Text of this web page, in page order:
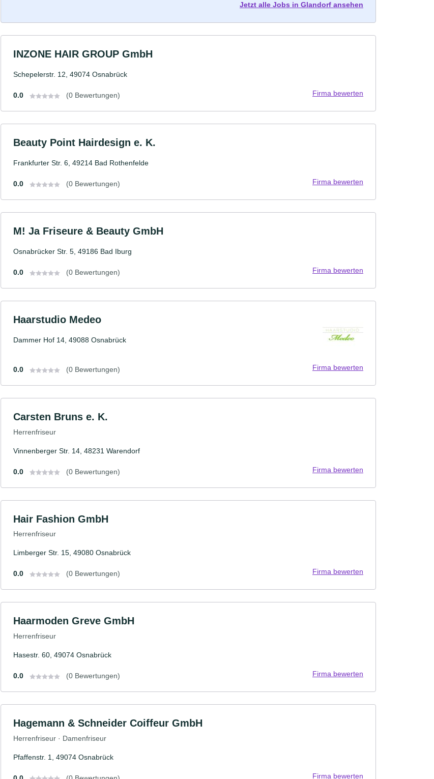
Jetzt alle Jobs in Glandorf ansehen
INZONE HAIR GROUP GmbH
Schepelerstr. 12, 49074 Osnabrück
0.0 (0 Bewertungen) Firma bewerten
Beauty Point Hairdesign e. K.
Frankfurter Str. 6, 49214 Bad Rothenfelde
0.0 (0 Bewertungen) Firma bewerten
M! Ja Friseure & Beauty GmbH
Osnabrücker Str. 5, 49186 Bad Iburg
0.0 (0 Bewertungen) Firma bewerten
Haarstudio Medeo
Dammer Hof 14, 49088 Osnabrück
0.0 (0 Bewertungen) Firma bewerten
Carsten Bruns e. K.
Herrenfriseur
Vinnenberger Str. 14, 48231 Warendorf
0.0 (0 Bewertungen) Firma bewerten
Hair Fashion GmbH
Herrenfriseur
Limberger Str. 15, 49080 Osnabrück
0.0 (0 Bewertungen) Firma bewerten
Haarmoden Greve GmbH
Herrenfriseur
Hasestr. 60, 49074 Osnabrück
0.0 (0 Bewertungen) Firma bewerten
Hagemann & Schneider Coiffeur GmbH
Herrenfriseur · Damenfriseur
Pfaffenstr. 1, 49074 Osnabrück
Firma bewerten